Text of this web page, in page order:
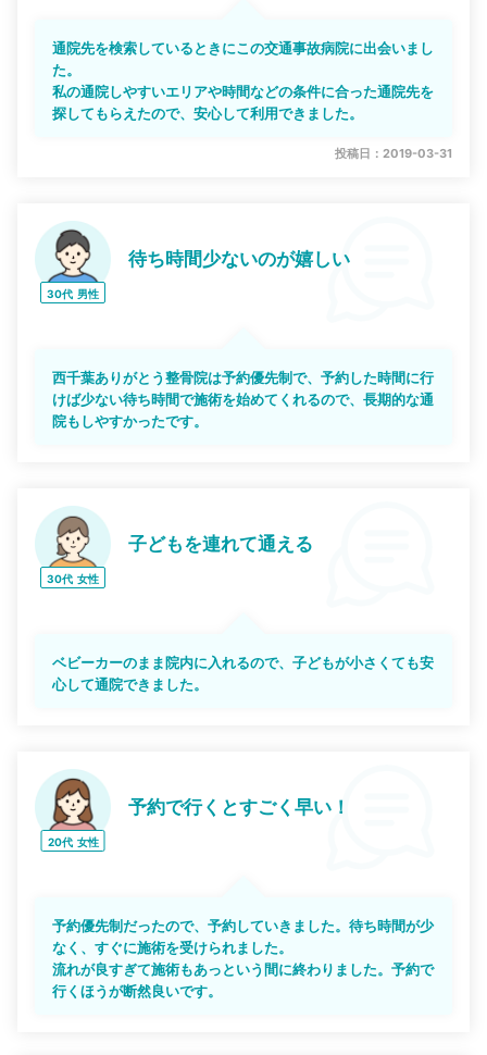
通院先を検索しているときにこの交通事故病院に出会いまし
た。
私の通院しやすいエリアや時間などの条件に合った通院先を
探してもらえたので、安心して利用できました。
投稿日：2019-03-31
30代 男性
待ち時間少ないのが嬉しい
西千葉ありがとう整骨院は予約優先制で、予約した時間に行
けば少ない待ち時間で施術を始めてくれるので、長期的な通
院もしやすかったです。
30代 女性
子どもを連れて通える
ベビーカーのまま院内に入れるので、子どもが小さくても安
心して通院できました。
20代 女性
予約で行くとすごく早い！
予約優先制だったので、予約していきました。待ち時間が少
なく、すぐに施術を受けられました。
流れが良すぎて施術もあっという間に終わりました。予約で
行くほうが断然良いです。